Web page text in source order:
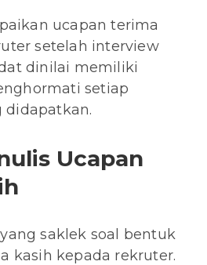
ucapan terima
setelah interview
dinilai memiliki
setiap
didapatkan.
Ucapan
saklek soal bentuk
kasih kepada rekruter.